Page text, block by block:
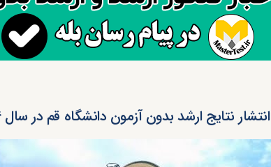
انتشار نتایج ارشد بدون آزمون دانشگاه قم در سال ۹۶